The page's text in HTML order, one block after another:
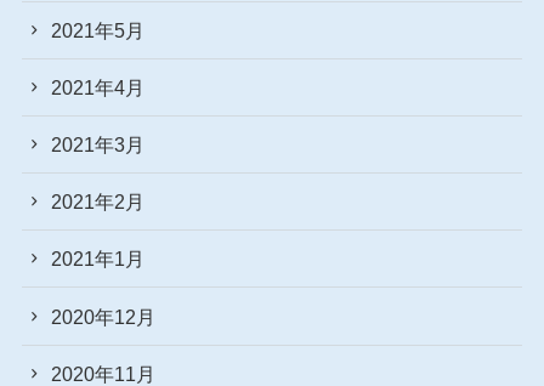
2021年5月
2021年4月
2021年3月
2021年2月
2021年1月
2020年12月
2020年11月